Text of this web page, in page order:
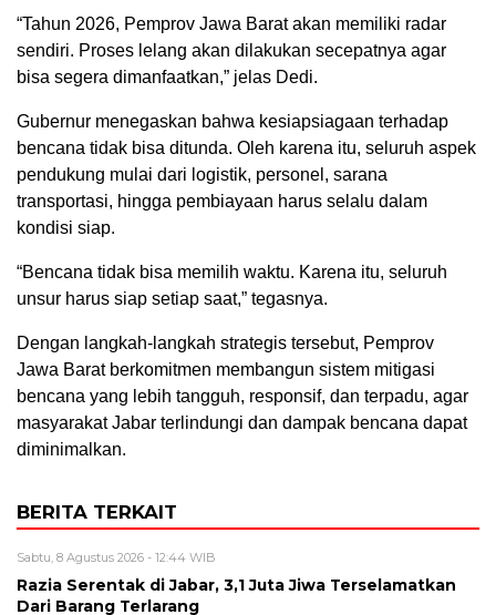
“Tahun 2026, Pemprov Jawa Barat akan memiliki radar
sendiri. Proses lelang akan dilakukan secepatnya agar
bisa segera dimanfaatkan,” jelas Dedi.
Gubernur menegaskan bahwa kesiapsiagaan terhadap
bencana tidak bisa ditunda. Oleh karena itu, seluruh aspek
pendukung mulai dari logistik, personel, sarana
transportasi, hingga pembiayaan harus selalu dalam
kondisi siap.
“Bencana tidak bisa memilih waktu. Karena itu, seluruh
unsur harus siap setiap saat,” tegasnya.
Dengan langkah-langkah strategis tersebut, Pemprov
Jawa Barat berkomitmen membangun sistem mitigasi
bencana yang lebih tangguh, responsif, dan terpadu, agar
masyarakat Jabar terlindungi dan dampak bencana dapat
diminimalkan.
BERITA TERKAIT
Sabtu, 8 Agustus 2026 - 12:44 WIB
Razia Serentak di Jabar, 3,1 Juta Jiwa Terselamatkan
Dari Barang Terlarang